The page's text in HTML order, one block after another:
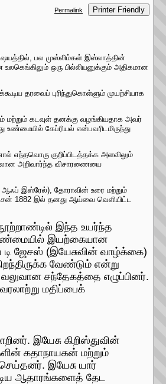
Permalink Printer Friendly
பல முஸ்லிம்கள் இஸ்லாத்தின்
ஒரு பில்லியனுக்கும் அதிகமான
தரவைப் புரிந்துகொள்ளும் முயற்சியாக
மற்றும் கடவுள் தனக்கு வழங்கியதாக அவர்
உண்மையில் கேப்ரியல் என்பவரிடமிருந்து
எந்தவொரு குறிப்பிடத்தக்க அளவிலும்
அறிவார்ந்த விசாரணையை
இஸ்ரேல்), தோராவின் உரை மற்றும்
1882 இல் தனது ஆய்வை வெளியிட்ட
இந்த உயர்ந்த
உண்மையில் இயற்கையான
ஜேசஸ் (இயேசுவின் வாழ்க்கை)
வேண்டும் என்று
வலுவான சந்தேகத்தை எழுப்பினர்.
மதிப்பைக்
இயேசு கிறிஸ்துவின்
கதாநாயகன் மற்றும்
இயேசு யார்
ஆதாரங்களைத் தேட